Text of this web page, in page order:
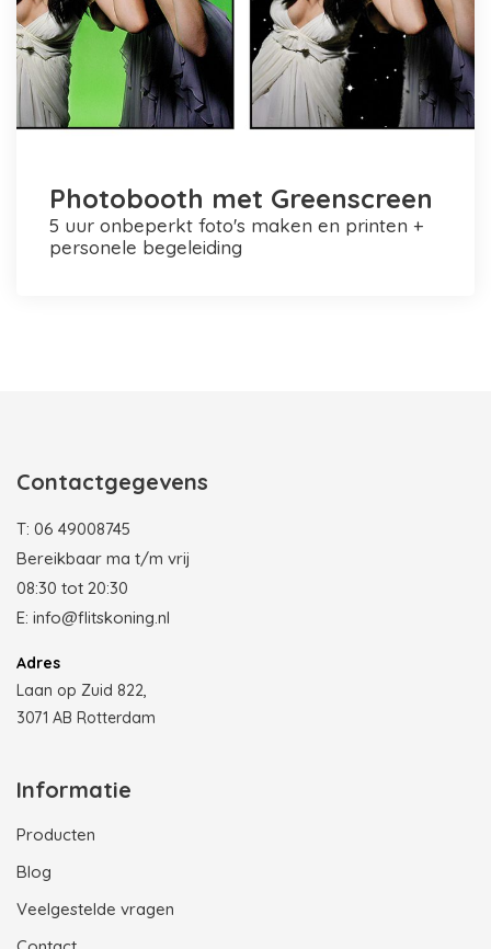
Photobooth met Greenscreen
5 uur onbeperkt foto's maken en printen +
personele begeleiding
Contactgegevens
T: 06 49008745
Bereikbaar ma t/m vrij
08:30 tot 20:30
E: info@flitskoning.nl
Adres
Laan op Zuid 822,
3071 AB Rotterdam
Informatie
Producten
Blog
Veelgestelde vragen